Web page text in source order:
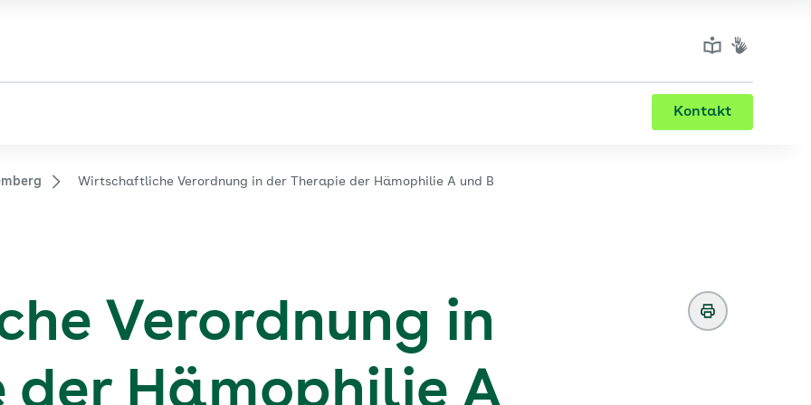
Kontakt
Wirtschaftliche Verordnung in der Therapie der Hämophilie A und B
Verordnung in